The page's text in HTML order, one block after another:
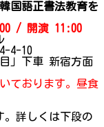
国語正書法教育を
/ 開演 11:00
4-10
下車 新宿方面
おります。昼食
詳しくは下段の